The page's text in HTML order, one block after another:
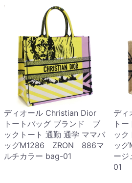
ディオール Christian Dior
トートバッグ ブランド ブ
ックトート 通勤 通学 ママバ
ッグM1286 ZRON 886マ
ルチカラー bag-01
デ
ト
ック
ッ
ージ
01